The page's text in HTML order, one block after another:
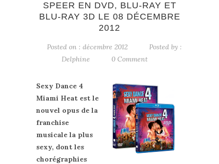
SPEER EN DVD, BLU-RAY ET
BLU-RAY 3D LE 08 DÉCEMBRE
2012
Posted on : décembre 2012
Posted by :
Delphine
0 Comment
Sexy Dance 4
Miami Heat est le
nouvel opus de la
franchise
musicale la plus
sexy, dont les
chorégraphies